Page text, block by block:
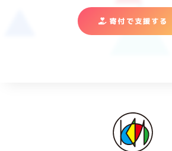
寄付で支援する